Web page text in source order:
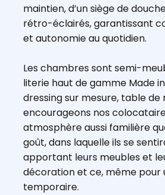
maintien, d’un siège de
rétro-éclairés, garantissant
et autonomie au quotidien.
Les chambres sont semi-
literie haut de gamme Made
dressing sur mesure, table de
encourageons nos
atmosphère aussi familière
goût, dans laquelle ils se
apportant leurs meubles et
décoration et ce, même pour
temporaire.